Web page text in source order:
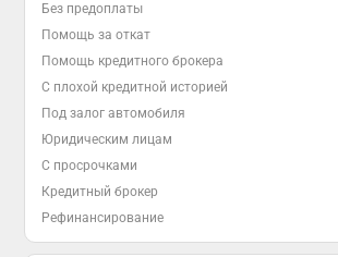
Без предоплаты
Помощь за откат
Помощь кредитного брокера
С плохой кредитной историей
Под залог автомобиля
Юридическим лицам
С просрочками
Кредитный брокер
Рефинансирование